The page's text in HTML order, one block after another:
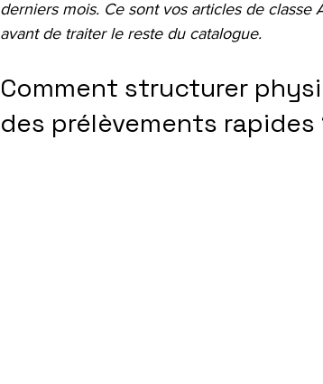
derniers mois. Ce sont vos articles de classe
avant de traiter le reste du catalogue.
Comment structurer
des prélèvements rapides